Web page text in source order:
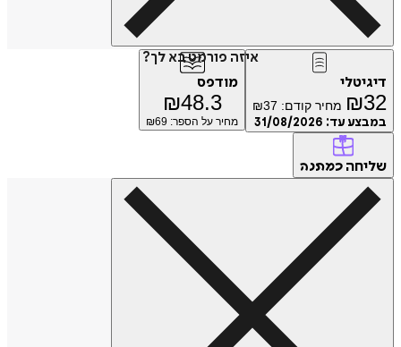
איזה פורמט בא לך?
דיגיטלי
₪32 מחיר קודם: ₪37
במבצע עד: 31/08/2026
מודפס
₪48.3
מחיר על הספר: ₪ 69
שליחה כמתנה